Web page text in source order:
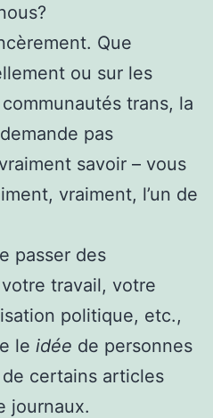
Que
ou sur les
trans, la
pas
savoir – vous
vraiment, l’un de
passer des
travail, votre
politique, etc.,
le idée de personnes
certains articles
journaux.